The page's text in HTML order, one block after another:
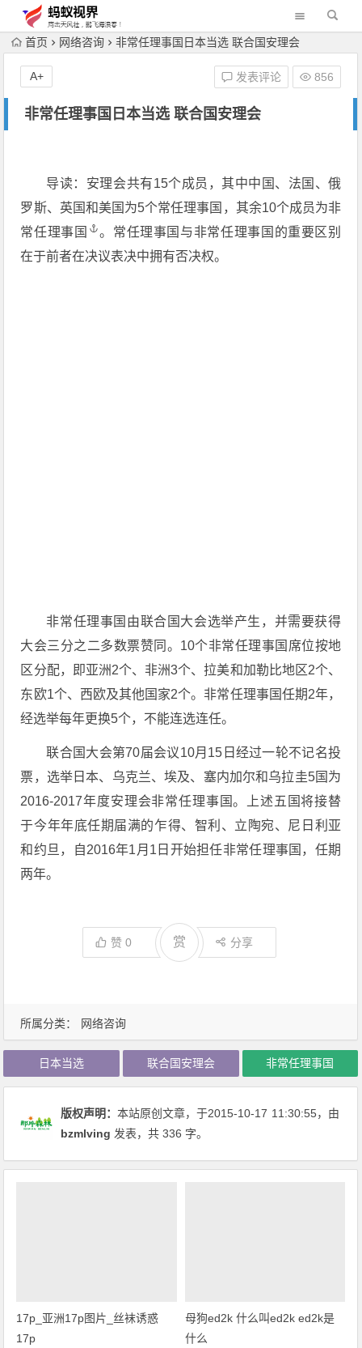
首页 网络咨询 非常任理事国日本当选 联合国安理会
非常任理事国日本当选 联合国安理会
发表评论 856
A+
所属分类： 网络咨询
导读：安理会共有15个成员，其中中国、法国、俄
罗斯、英国和美国为5个常任理事国，其余10个成员为非
常任理事国
。常任理事国与非常任理事国的重要区别
在于前者在决议表决中拥有否决权。
非常任理事国由联合国大会选举产生，并需要获得
大会三分之二多数票赞同。10个非常任理事国席位按地
区分配，即亚洲2个、非洲3个、拉美和加勒比地区2个、
东欧1个、西欧及其他国家2个。非常任理事国任期2年，
经选举每年更换5个，不能连选连任。
联合国大会第70届会议10月15日经过一轮不记名投
票，选举日本、乌克兰、埃及、塞内加尔和乌拉圭5国为
2016-2017年度安理会非常任理事国。上述五国将接替
于今年年底任期届满的乍得、智利、立陶宛、尼日利亚
和约旦，自2016年1月1日开始担任非常任理事国，任期
两年。
赞0 赏 分享
日本当选 联合国安理会 非常任理事国
版权声明：本站原创文章，于2015-10-17 11:30:55，由
bzmlving 发表，共 336 字。
17p_亚洲17p图片_丝袜诱惑
17p
母狗ed2k 什么叫ed2k ed2k是
什么